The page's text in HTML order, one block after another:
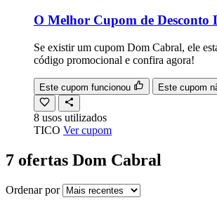
O Melhor Cupom de Desconto
Se existir um cupom Dom Cabral, ele
código promocional e confira agora!
Este cupom funcionou Este cupom
8 usos utilizados
TICO Ver cupom
7 ofertas Dom Cabral
Ordenar por